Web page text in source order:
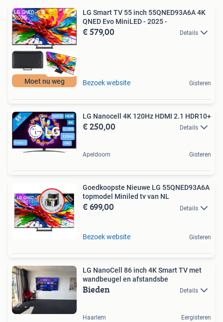
Moet nu weg
LG Smart TV 55 inch 55QNED93A6A 4K
QNED Evo MiniLED - 2025 -
€ 579,00 Details
Bezoek website Gisteren
LG Nanocell 4K 120Hz HDMI 2.1 HDR10+
€ 250,00 Details
Apeldoorn Gisteren
Goedkoopste Nieuwe LG 55QNED93A6A
topmodel Miniled tv van NL
€ 699,00 Details
Bezoek website Gisteren
LG NanoCell 86 inch 4K Smart TV met
wandbeugel en afstandsbe
Bieden Details
Haarlem Eergisteren